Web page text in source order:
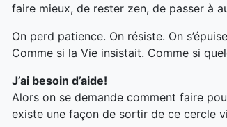
faire mieux, de rester zen, de passer à
On perd patience. On résiste. On
Comme si la Vie insistait. Comme si
J’ai besoin d’aide!
Alors on se demande comment faire
existe une façon de sortir de ce cercle